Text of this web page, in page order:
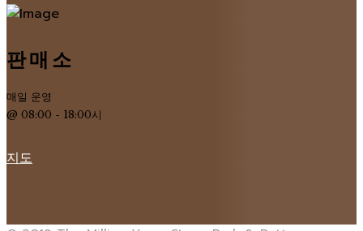
판매소
매일 운영
@ 08:00 - 18:00시
지도